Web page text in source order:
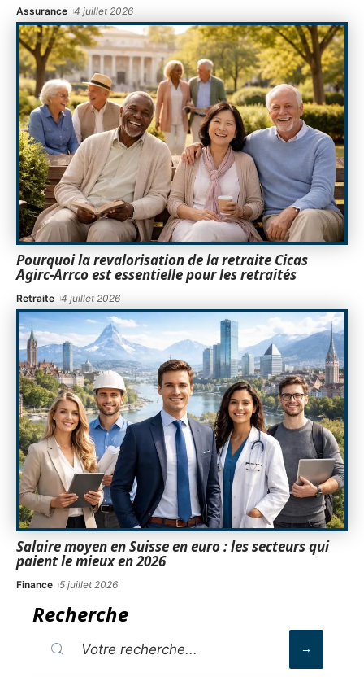
Assurance 4 juillet 2026
Pourquoi la revalorisation de la retraite Cicas
Agirc-Arrco est essentielle pour les retraités
Retraite 4 juillet 2026
Salaire moyen en Suisse en euro : les secteurs qui
paient le mieux en 2026
Finance 5 juillet 2026
Recherche